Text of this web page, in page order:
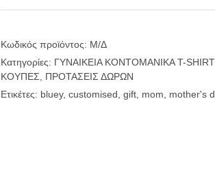
Κούπες
Γιορτή
Μητέρας
με
την
Κωδικός προϊόντος: Μ/Δ
Κατηγορίες: ΓΥΝΑΙΚΕΙΑ ΚΟΝΤΟΜΑΝΙΚΑ T-
ΚΟΥΠΕΣ, ΠΡΟΤΑΣΕΙΣ ΔΩΡΩΝ
Ετικέτες: bluey, customised, gift, mom, mother's